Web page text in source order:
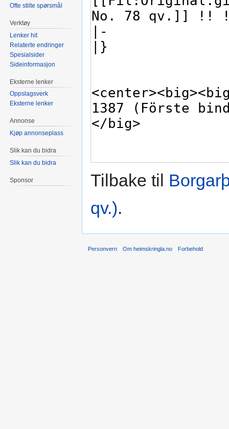
Tilbake til
qv.).
Ofte stilte spørsmål
Verktøy
Lenker hit
Relaterte endringer
Spesialsider
Sideinformasjon
Eksterne lenker
Oppslagsverk
Eksterne lenker
Annonse
Kjøp annonseplass
Slik kan du bidra
Slik kan du bidra
Sponsor
Personvern Om heimskringla.no Forbehold